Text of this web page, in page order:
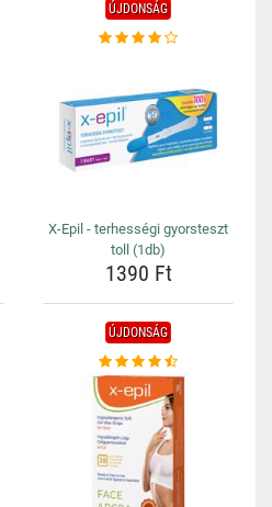
ÚJDONSÁG
X-Epil - terhességi gyorsteszt
toll (1db)
1390 Ft
ÚJDONSÁG